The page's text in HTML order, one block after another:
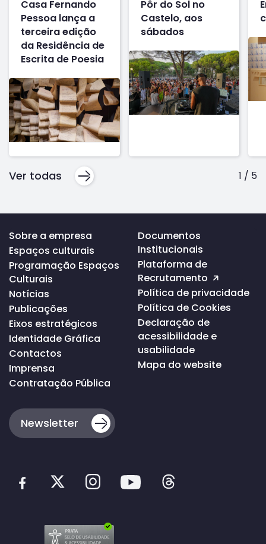
Casa Fernando
Pessoa lança a
terceira edição
da Residência de
Escrita de Poesia
Pôr do Sol no
Castelo, aos
sábados
1 / 5
Ver todas
Voltar
ao
topo
da
página
Sobre a empresa
Espaços culturais
Programação Espaços
Culturais
Notícias
Publicações
Eixos estratégicos
Identidade Gráfica
Contactos
Imprensa
Contratação Pública
Documentos
Institucionais
Plataforma de
Recrutamento
Política de privacidade
Política de Cookies
Declaração de
acessibilidade e
usabilidade
Mapa do website
Newsletter